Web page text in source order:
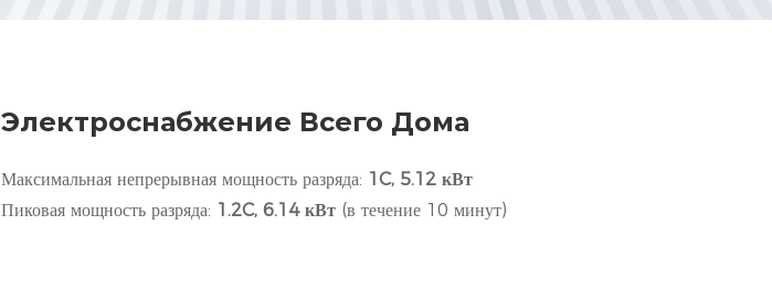
Электроснабжение Всего Дома
Максимальная непрерывная мощность разряда: 1C, 5.12 кВт
Пиковая мощность разряда: 1.2C, 6.14 кВт(в течение 10 минут)